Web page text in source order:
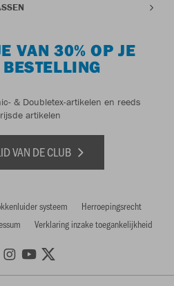
VAN 30% OP JE
& Doubletex-artikelen en reeds
artikelen
VAN DE CLUB
systeem
Herroepingsrecht
Verklaring inzake toegankelijkheid